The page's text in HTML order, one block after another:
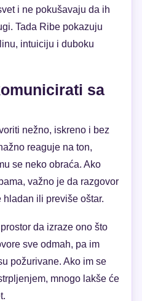
i ne pokušavaju da ih
Tada Ribe pokazuju
intuiciju i duboku
sa
nežno, iskreno i bez
reaguje na ton,
se neko obraća. Ako
važno je da razgovor
hladan ili previše oštar.
da izraze ono što
sve odmah, pa im
požurivane. Ako im se
mnogo lakše će